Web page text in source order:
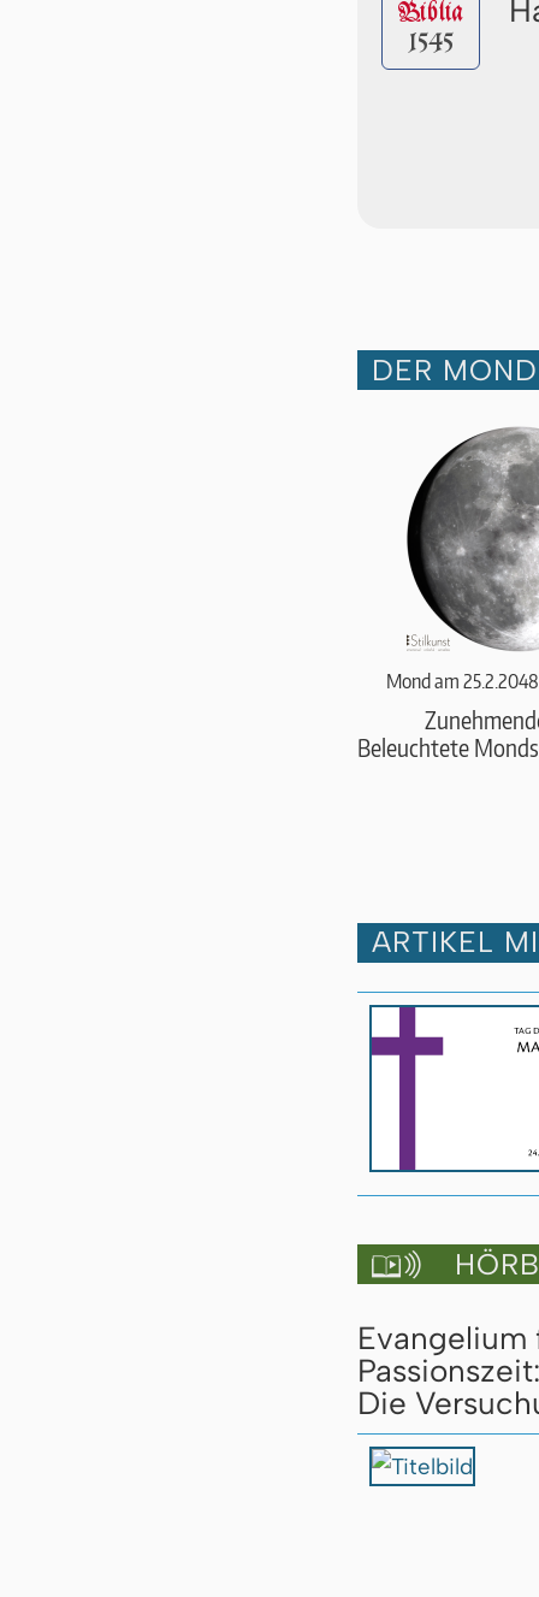
Biblia
1545
DER
Mond am
Beleuchtete
ARTIKEL

Evangelium
Passionszeit:
Die